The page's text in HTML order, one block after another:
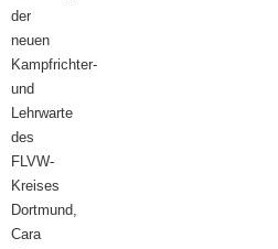
der
neuen
Kampfrichter-
und
Lehrwarte
des
FLVW-
Kreises
Dortmund,
Cara